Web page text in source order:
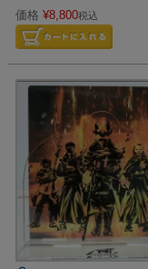
価格 ¥8,800税込